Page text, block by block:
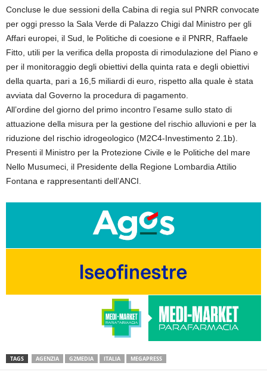
Concluse le due sessioni della Cabina di regia sul PNRR convocate
per oggi presso la Sala Verde di Palazzo Chigi dal Ministro per gli
Affari europei, il Sud, le Politiche di coesione e il PNRR, Raffaele
Fitto, utili per la verifica della proposta di rimodulazione del Piano e
per il monitoraggio degli obiettivi della quinta rata e degli obiettivi
della quarta, pari a 16,5 miliardi di euro, rispetto alla quale è stata
avviata dal Governo la procedura di pagamento.
All’ordine del giorno del primo incontro l’esame sullo stato di
attuazione della misura per la gestione del rischio alluvioni e per la
riduzione del rischio idrogeologico (M2C4-Investimento 2.1b).
Presenti il Ministro per la Protezione Civile e le Politiche del mare
Nello Musumeci, il Presidente della Regione Lombardia Attilio
Fontana e rappresentanti dell’ANCI.
TAGS AGENZIA G2MEDIA ITALIA MEGAPRESS